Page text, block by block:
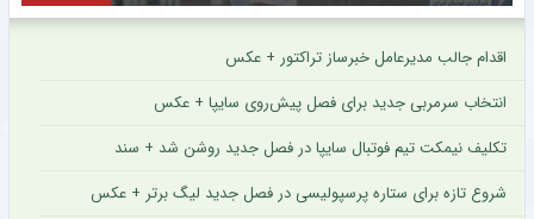
اقدام جالب مدیرعامل خبرساز تراکتور + عکس
انتخاب سرمربی جدید برای فصل پیش‌روی سایپا + عکس
تکلیف نیمکت تیم فوتبال سایپا در فصل جدید روشن شد + سند
شروع تازه برای ستاره پرسپولیسی در فصل جدید لیگ برتر + عکس